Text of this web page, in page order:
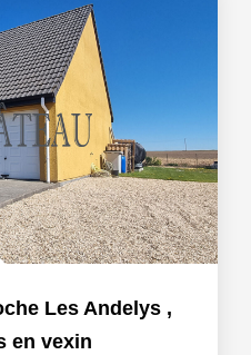
Les Andelys ,
en vexin